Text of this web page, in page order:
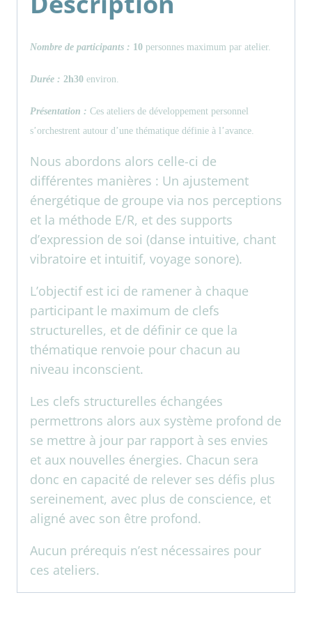
Nombre de participants : 10 personnes maximum par atelier.
Durée : 2h30 environ.
Présentation : Ces ateliers de développement personnel
s’orchestrent autour d’une thématique définie à l’avance.
Nous abordons alors celle-ci de
différentes manières : Un ajustement
énergétique de groupe via nos perceptions
et la méthode E/R, et des supports
d’expression de soi (danse intuitive, chant
vibratoire et intuitif, voyage sonore).
L’objectif est ici de ramener à chaque
participant le maximum de clefs
structurelles, et de définir ce que la
thématique renvoie pour chacun au
niveau inconscient.
Les clefs structurelles échangées
permettrons alors aux système profond de
se mettre à jour par rapport à ses envies
et aux nouvelles énergies. Chacun sera
donc en capacité de relever ses défis plus
sereinement, avec plus de conscience, et
aligné avec son être profond.
Aucun prérequis n’est nécessaires pour
ces ateliers.